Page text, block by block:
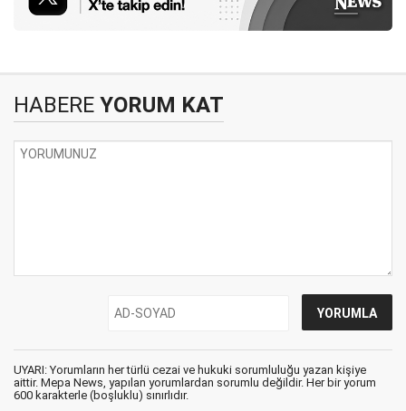
HABERE YORUM KAT
UYARI: Yorumların her türlü cezai ve hukuki sorumluluğu yazan kişiye
aittir. Mepa News, yapılan yorumlardan sorumlu değildir. Her bir yorum
600 karakterle (boşluklu) sınırlıdır.